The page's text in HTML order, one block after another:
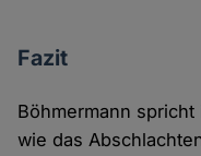
Fazit
Böhmermann
wie das